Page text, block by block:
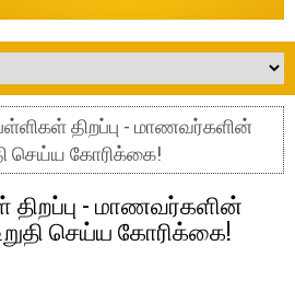
திறப்பு - மாணவர்களின்
செய்ய கோரிக்கை!
திறப்பு - மாணவர்களின்
செய்ய கோரிக்கை!